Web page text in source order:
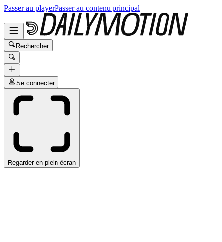
Passer au playerPasser au contenu principal
Rechercher
Se connecter
Regarder en plein écran